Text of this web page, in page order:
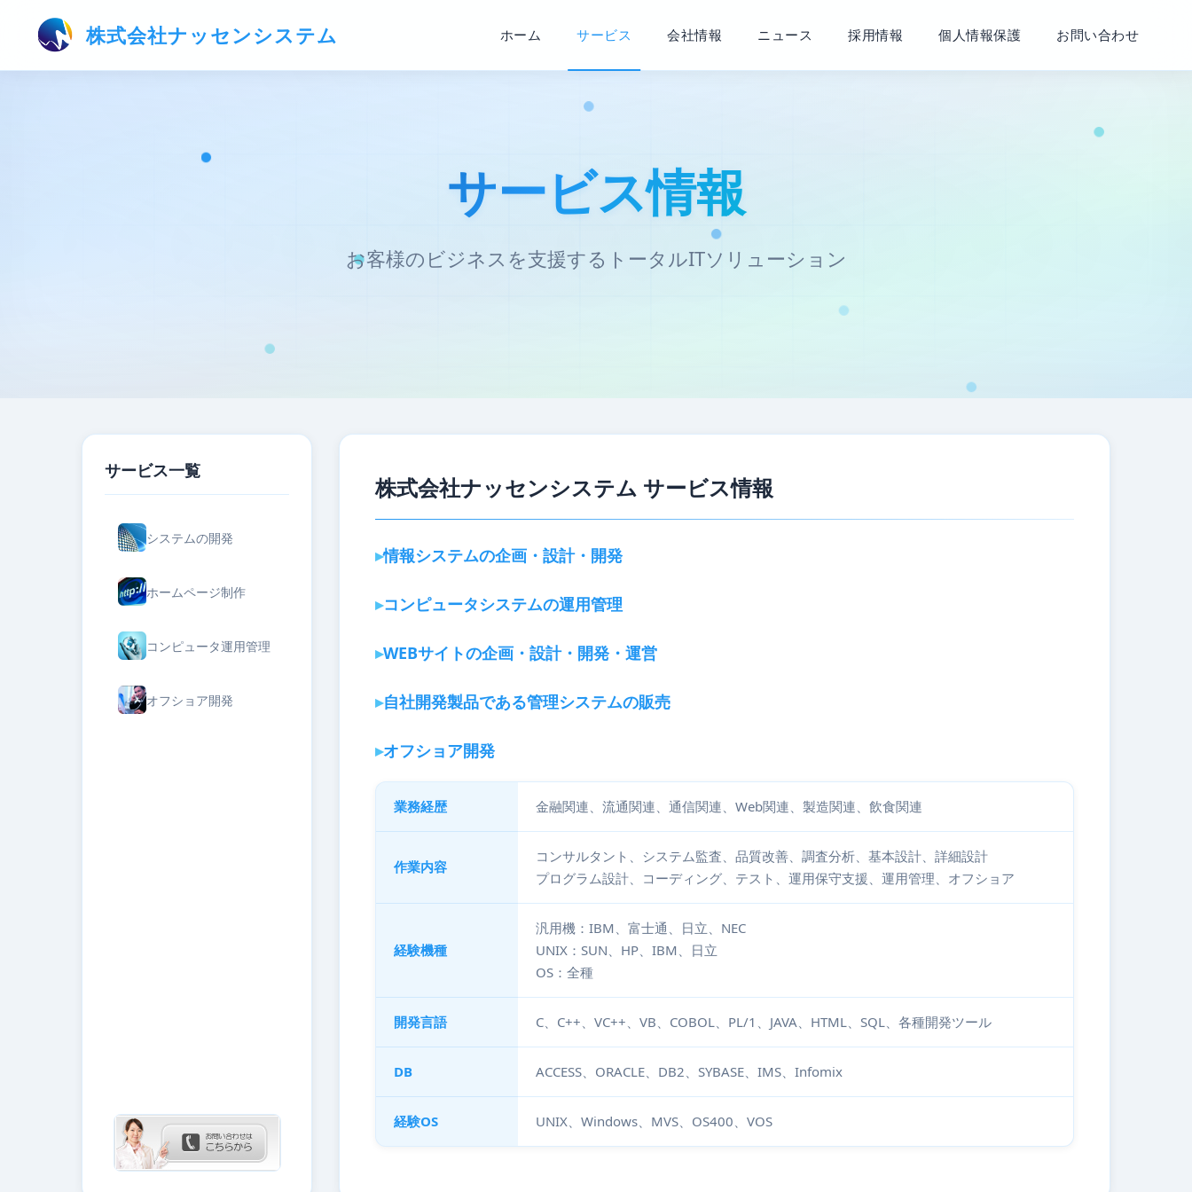
株式会社ナッセンシステム ホーム サービス 会社情報 ニュース 採用情報 個人情報保護 お問い合わせ
サービス情報
お客様のビジネスを支援するトータルITソリューション
サービス一覧
システムの開発
ホームページ制作
コンピュータ運用管理
オフショア開発
株式会社ナッセンシステム サービス情報
情報システムの企画・設計・開発
コンピュータシステムの運用管理
WEBサイトの企画・設計・開発・運営
自社開発製品である管理システムの販売
オフショア開発
業務経歴 金融関連、流通関連、通信関連、Web関連、製造関連、飲食関連
作業内容
コンサルタント、システム監査、品質改善、調査分析、基本設計、詳細設計
プログラム設計、コーディング、テスト、運用保守支援、運用管理、オフショア
経験機種
汎用機：IBM、富士通、日立、NEC
UNIX：SUN、HP、IBM、日立
OS：全種
開発言語 C、C++、VC++、VB、COBOL、PL/1、JAVA、HTML、SQL、各種開発ツール
DB ACCESS、ORACLE、DB2、SYBASE、IMS、Infomix
経験OS UNIX、Windows、MVS、OS400、VOS